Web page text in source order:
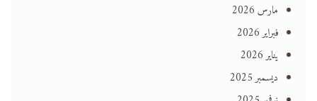
مارس 2026
فبراير 2026
يناير 2026
ديسمبر 2025